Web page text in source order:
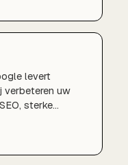
levert
verbeteren uw
sterke